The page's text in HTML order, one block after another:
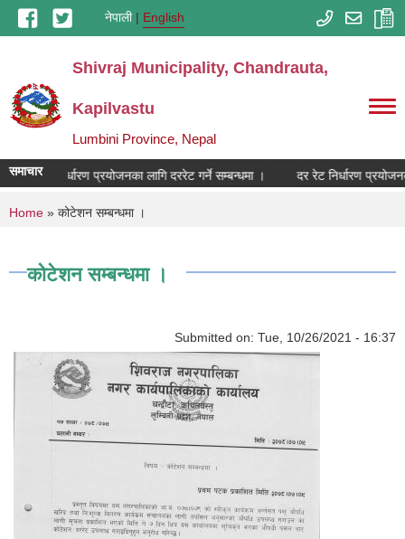
Skip to main contentनेपाली English
Shivraj Municipality, Chandrauta,
Kapilvastu
Lumbini Province, Nepal
समाचार
दर रेट निर्धारण प्रयोजनका लागि दररेट गर्ने सम्बन्धमा । दर रेट निर्धारण
You are here
Home » कोटेशन सम्बन्धमा ।
कोटेशन सम्बन्धमा ।
Submitted on: Tue, 10/26/2021 - 16:37